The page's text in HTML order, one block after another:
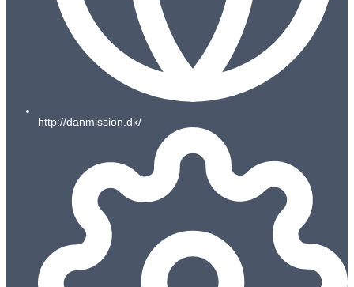
http://danmission.dk/